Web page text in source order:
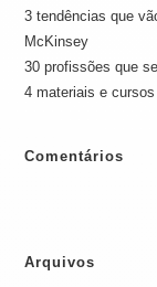
3 tendências que
McKinsey
30 profissões que
4 materiais e
Comentários
Arquivos